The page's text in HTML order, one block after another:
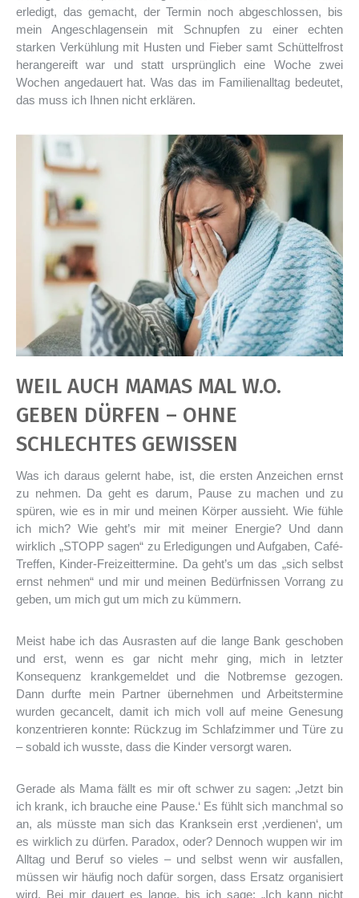
erledigt, das gemacht, der Termin noch abgeschlossen, bis
mein Angeschlagensein mit Schnupfen zu einer echten
starken Verkühlung mit Husten und Fieber samt Schüttelfrost
herangereift war und statt ursprünglich eine Woche zwei
Wochen angedauert hat. Was das im Familienalltag bedeutet,
das muss ich Ihnen nicht erklären.
WEIL AUCH MAMAS MAL W.O.
GEBEN DÜRFEN – OHNE
SCHLECHTES GEWISSEN
Was ich daraus gelernt habe, ist, die ersten Anzeichen ernst
zu nehmen. Da geht es darum, Pause zu machen und zu
spüren, wie es in mir und meinen Körper aussieht. Wie fühle
ich mich? Wie geht’s mir mit meiner Energie? Und dann
wirklich „STOPP sagen“ zu Erledigungen und Aufgaben, Café-
Treffen, Kinder-Freizeittermine. Da geht’s um das „sich selbst
ernst nehmen“ und mir und meinen Bedürfnissen Vorrang zu
geben, um mich gut um mich zu kümmern.
Meist habe ich das Ausrasten auf die lange Bank geschoben
und erst, wenn es gar nicht mehr ging, mich in letzter
Konsequenz krankgemeldet und die Notbremse gezogen.
Dann durfte mein Partner übernehmen und Arbeitstermine
wurden gecancelt, damit ich mich voll auf meine Genesung
konzentrieren konnte: Rückzug im Schlafzimmer und Türe zu
– sobald ich wusste, dass die Kinder versorgt waren.
Gerade als Mama fällt es mir oft schwer zu sagen: ‚Jetzt bin
ich krank, ich brauche eine Pause.‘ Es fühlt sich manchmal so
an, als müsste man sich das Kranksein erst ‚verdienen‘, um
es wirklich zu dürfen. Paradox, oder? Dennoch wuppen wir im
Alltag und Beruf so vieles – und selbst wenn wir ausfallen,
müssen wir häufig noch dafür sorgen, dass Ersatz organisiert
wird. Bei mir dauert es lange, bis ich sage: „Ich kann nicht